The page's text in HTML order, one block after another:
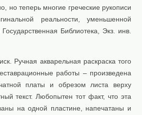
но теперь многие греческие рукописи
реальности, уменьшенной
Государственная Библиотека, Экз. инв.
Ручная акварельная раскраска того
работы – произведена
платы и обрезом листа верху
текст. Любопытен тот факт, что эта
на одной пластине, напечатаны и